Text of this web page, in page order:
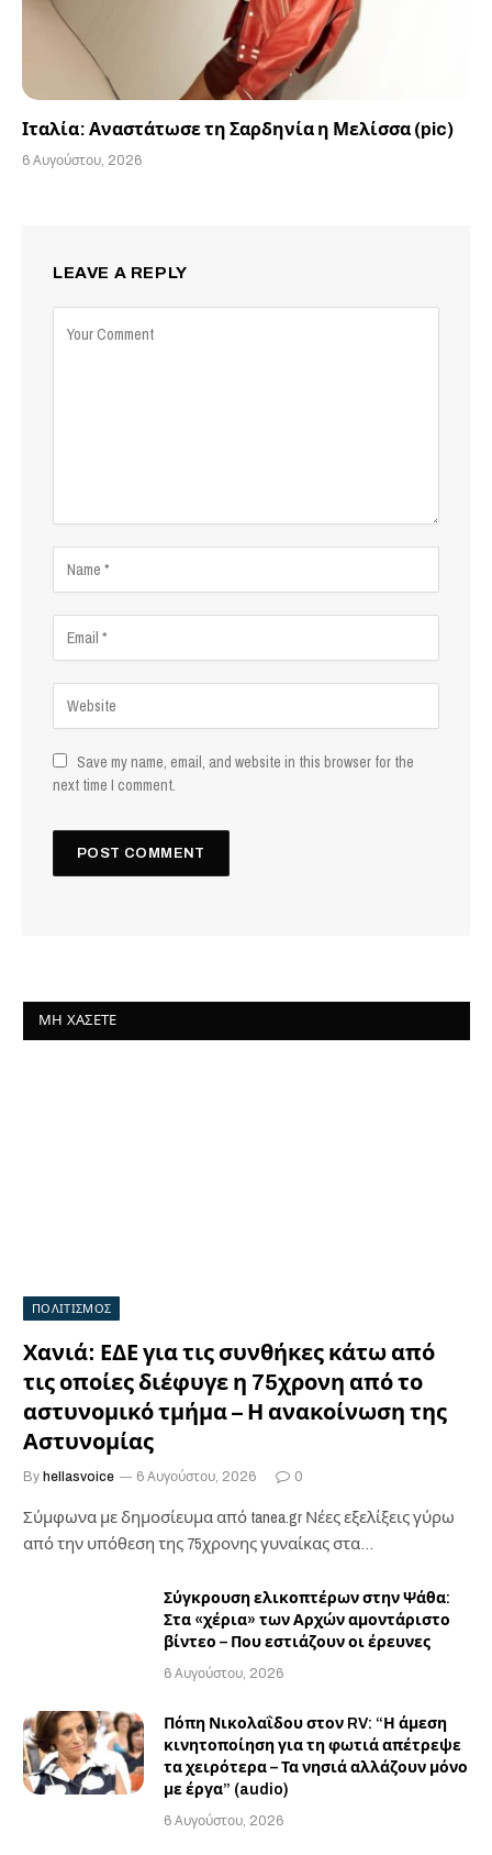
Ιταλία: Αναστάτωσε τη Σαρδηνία η Μελίσσα (pic)
6 Αυγούστου, 2026
LEAVE A REPLY
Save my name, email, and website in this browser for the
next time I comment.
ΜΗ ΧΆΣΕΤΕ
ΠΟΛΙΤΙΣΜΟΣ
Χανιά: ΕΔΕ για τις συνθήκες κάτω από
τις οποίες διέφυγε η 75χρονη από το
αστυνομικό τμήμα – Η ανακοίνωση της
Αστυνομίας
By hellasvoice 6 Αυγούστου, 2026 0
Σύμφωνα με δημοσίευμα από tanea.gr Νέες εξελίξεις γύρω
από την υπόθεση της 75χρονης γυναίκας στα…
Σύγκρουση ελικοπτέρων στην Ψάθα:
Στα «χέρια» των Αρχών αμοντάριστο
βίντεο – Που εστιάζουν οι έρευνες
6 Αυγούστου, 2026
Πόπη Νικολαΐδου στον RV: “Η άμεση
κινητοποίηση για τη φωτιά απέτρεψε
τα χειρότερα – Τα νησιά αλλάζουν μόνο
με έργα” (audio)
6 Αυγούστου, 2026